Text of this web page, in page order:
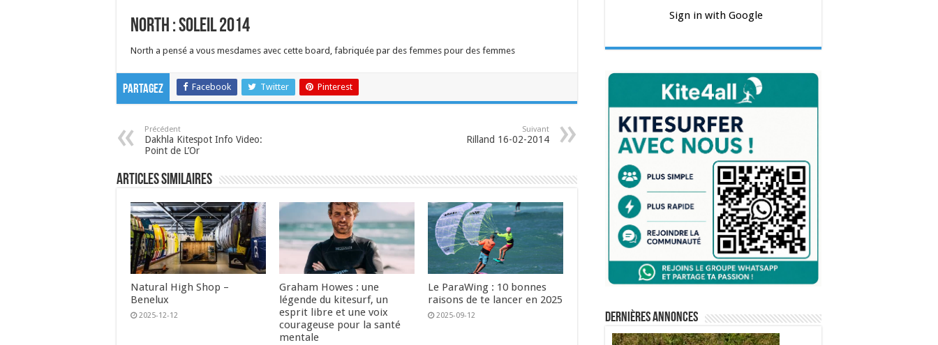
North : Soleil 2014
North a pensé a vous mesdames avec cette board, fabriquée par des femmes pour des femmes
Partagez Facebook Twitter Pinterest
Précédent
Dakhla Kitespot Info Video:
Point de L’Or
Suivant
Rilland 16-02-2014
Articles similaires
Natural High Shop –
Benelux
2025-12-12
Graham Howes : une
légende du kitesurf, un
esprit libre et une voix
courageuse pour la santé
mentale
Le ParaWing : 10 bonnes
raisons de te lancer en 2025
2025-09-12
Sign in with Google
Dernières annonces